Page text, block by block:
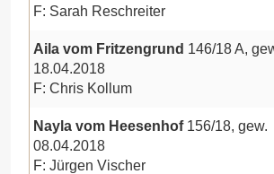
F: Sarah Reschreiter
Aila vom Fritzengrund 146/18 A,
18.04.2018
F: Chris Kollum
Nayla vom Heesenhof156/18, gew.
08.04.2018
F: Jürgen Vischer